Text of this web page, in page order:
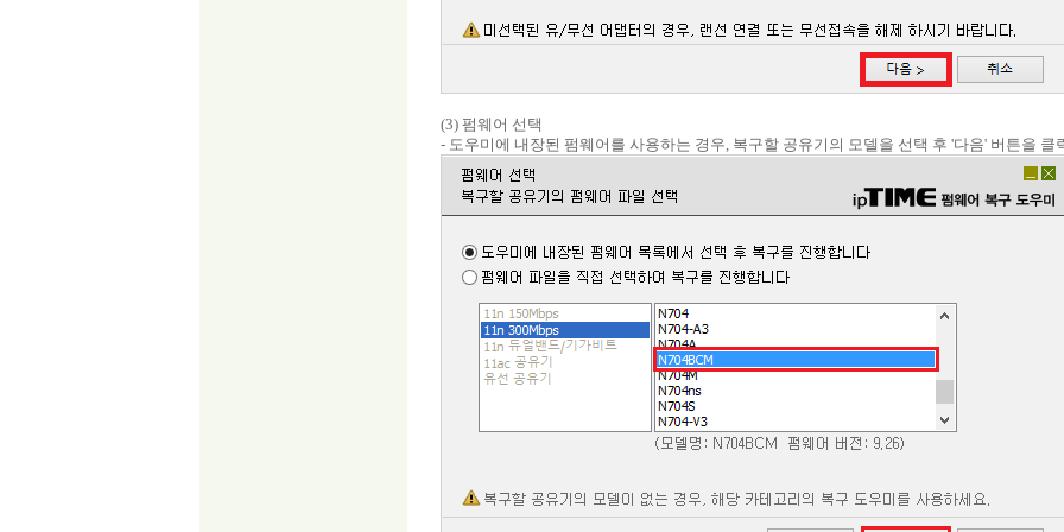
(3) 펌웨어 선택
- 도우미에 내장된 펌웨어를 사용하는 경우, 복구할 공유기의 모델을 선택 후 '다음' 버튼을 클